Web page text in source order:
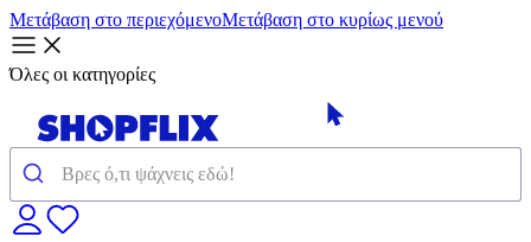
Μετάβαση στο περιεχόμενοΜετάβαση στο κυρίως μενού
Όλες οι κατηγορίες